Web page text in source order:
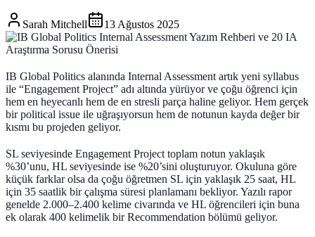
Sarah Mitchell 13 Ağustos 2025
IB Global Politics alanında Internal Assessment artık yeni syllabus
ile “Engagement Project” adı altında yürüyor ve çoğu öğrenci için
hem en heyecanlı hem de en stresli parça haline geliyor. Hem gerçek
bir political issue ile uğraşıyorsun hem de notunun kayda değer bir
kısmı bu projeden geliyor.
SL seviyesinde Engagement Project toplam notun yaklaşık
%30’unu, HL seviyesinde ise %20’sini oluşturuyor. Okuluna göre
küçük farklar olsa da çoğu öğretmen SL için yaklaşık 25 saat, HL
için 35 saatlik bir çalışma süresi planlamanı bekliyor. Yazılı rapor
genelde 2.000–2.400 kelime civarında ve HL öğrencileri için buna
ek olarak 400 kelimelik birRecommendation bölümü geliyor.